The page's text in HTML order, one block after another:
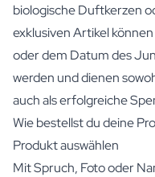
biologische Duftkerzen
exklusiven Artikel
oder dem Datum des
werden und dienen
auch als erfolgreiche
Wie bestellst du deine
Produkt auswählen
Mit Spruch, Foto oder